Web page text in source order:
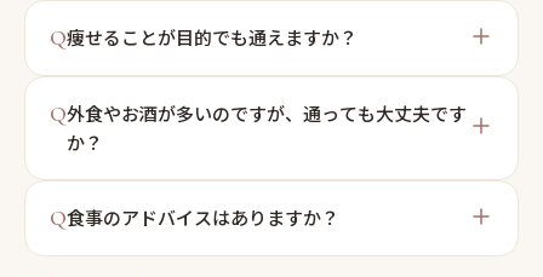
Q痩せることが目的でも通えますか？
Q外食やお酒が多いのですが、通っても大丈夫です
か？
Q食事のアドバイスはありますか？